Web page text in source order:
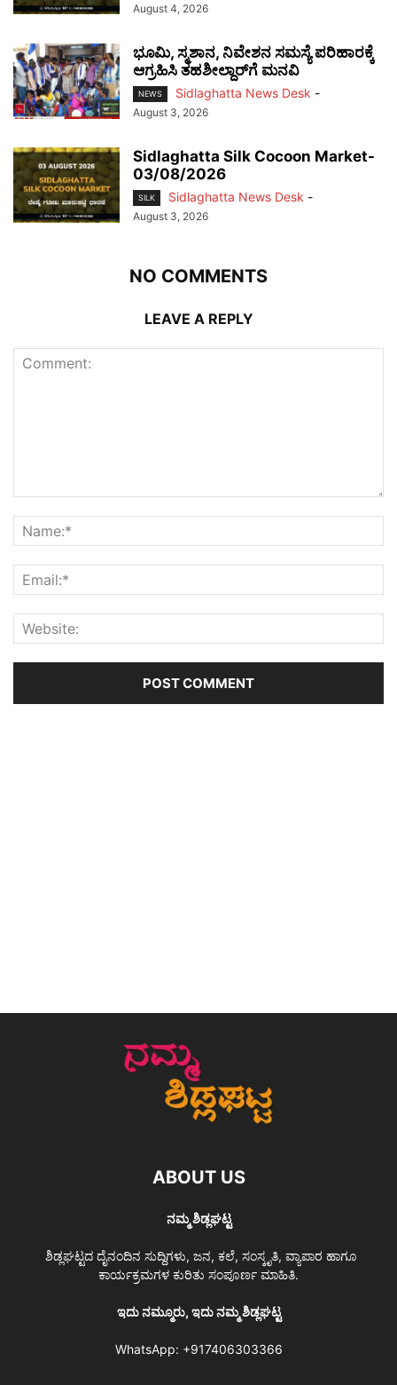
August 4, 2026
ಭೂಮಿ, ಸ್ಮಶಾನ, ನಿವೇಶನ ಸಮಸ್ಯೆ ಪರಿಹಾರಕ್ಕೆ
ಆಗ್ರಹಿಸಿ ತಹಶೀಲ್ದಾರ್‌ಗೆ ಮನವಿ
NEWS Sidlaghatta News Desk -
August 3, 2026
Sidlaghatta Silk Cocoon Market-
03/08/2026
SILK Sidlaghatta News Desk -
August 3, 2026
NO COMMENTS
LEAVE A REPLY
ABOUT US
ನಮ್ಮ ಶಿಡ್ಲಘಟ್ಟ
ಶಿಡ್ಲಘಟ್ಟದ ದೈನಂದಿನ ಸುದ್ದಿಗಳು, ಜನ, ಕಲೆ, ಸಂಸ್ಕೃತಿ, ವ್ಯಾಪಾರ ಹಾಗೂ
ಕಾರ್ಯಕ್ರಮಗಳ ಕುರಿತು ಸಂಪೂರ್ಣ ಮಾಹಿತಿ.
ಇದು ನಮ್ಮೂರು, ಇದು ನಮ್ಮ ಶಿಡ್ಲಘಟ್ಟ
WhatsApp: +917406303366